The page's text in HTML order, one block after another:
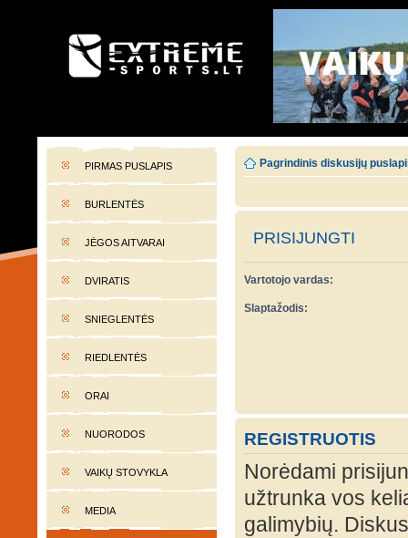
EXTREME-SPORTS.LT
PIRMAS PUSLAPIS
BURLENTĖS
JĖGOS AITVARAI
DVIRATIS
SNIEGLENTĖS
RIEDLENTĖS
ORAI
NUORODOS
VAIKŲ STOVYKLA
MEDIA
Pagrindinis diskusijų
PRISIJUNGTI
Vartotojo vardas:
Slaptažodis:
REGISTRUOTIS
Norėdami
užtrunka vos
galimybių.